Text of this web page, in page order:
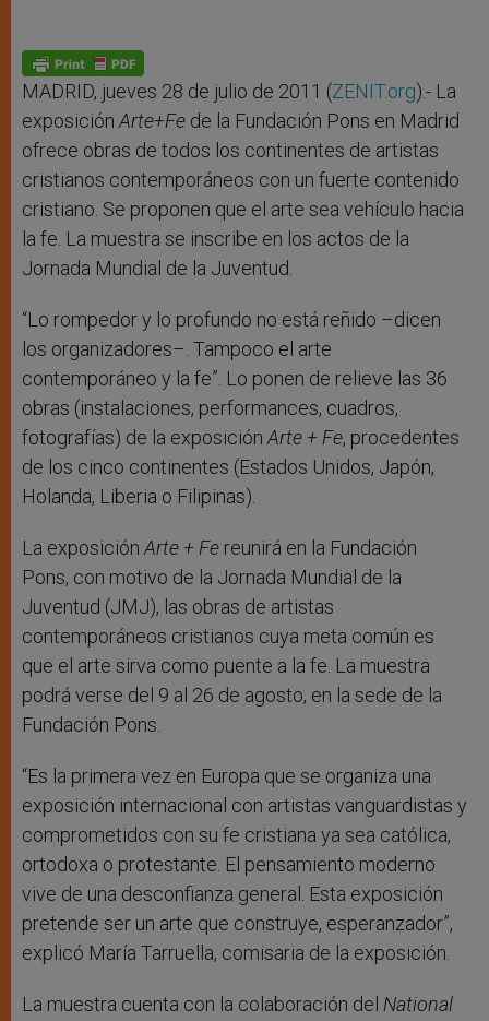
MADRID, jueves 28 de julio de 2011 (ZENIT.org).- La
exposiciónArte+Fe de la Fundación Pons en Madrid
ofrece obras de todos los continentes de artistas
cristianos contemporáneos con un fuerte contenido
cristiano. Se proponen que el arte sea vehículo hacia
la fe. La muestra se inscribe en los actos de la
Jornada Mundial de la Juventud.
“Lo rompedor y lo profundo no está reñido –dicen
los organizadores–. Tampoco el arte
contemporáneo y la fe”. Lo ponen de relieve las 36
obras (instalaciones, performances, cuadros,
fotografías) de la exposiciónArte + Fe, procedentes
de los cinco continentes (Estados Unidos, Japón,
Holanda, Liberia o Filipinas).
La exposiciónArte + Fe reunirá en la Fundación
Pons, con motivo de la Jornada Mundial de la
Juventud (JMJ), las obras de artistas
contemporáneos cristianos cuya meta común es
que el arte sirva como puente a la fe. La muestra
podrá verse del 9 al 26 de agosto, en la sede de la
Fundación Pons.
“Es la primera vez en Europa que se organiza una
exposición internacional con artistas vanguardistas y
comprometidos con su fe cristiana ya sea católica,
ortodoxa o protestante. El pensamiento moderno
vive de una desconfianza general. Esta exposición
pretende ser un arte que construye, esperanzador”,
explicó María Tarruella, comisaria de la exposición.
La muestra cuenta con la colaboración del National